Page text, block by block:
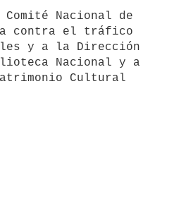
contra el tráfico
y a la Dirección
Nacional y a
Cultural